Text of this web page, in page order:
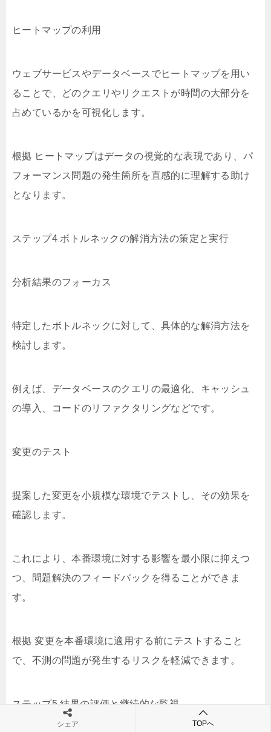
ヒートマップの利用
ウェブサービスやデータベースでヒートマップを用い
ることで、どのクエリやリクエストが時間の大部分を
占めているかを可視化します。
根拠 ヒートマップはデータの視覚的な表現であり、パ
フォーマンス問題の発生箇所を直感的に理解する助け
となります。
ステップ4 ボトルネックの解消方法の策定と実行
分析結果のフォーカス
特定したボトルネックに対して、具体的な解消方法を
検討します。
例えば、データベースのクエリの最適化、キャッシュ
の導入、コードのリファクタリングなどです。
変更のテスト
提案した変更を小規模な環境でテストし、その効果を
確認します。
これにより、本番環境に対する影響を最小限に抑えつ
つ、問題解決のフィードバックを得ることができま
す。
根拠 変更を本番環境に適用する前にテストすること
で、不測の問題が発生するリスクを軽減できます。
ステップ5 結果の評価と継続的な監視
シェア TOPへ